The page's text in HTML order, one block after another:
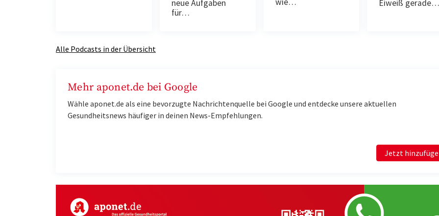
neue Aufgaben
für…
Eiweiß
Alle Podcasts in der Übersicht
Mehr aponet.de bei Google
Wähle aponet.de als eine bevorzugte Nachrichtenquelle bei Google und entdecke unsere aktuellen
Gesundheitsnews häufiger in deinen News-Empfehlungen.
Jetzt